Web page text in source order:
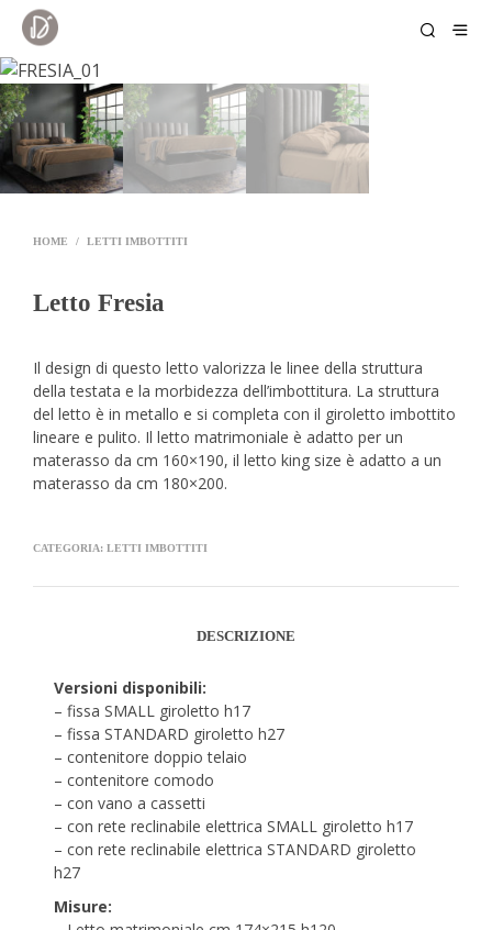
HOME / LETTI IMBOTTITI
Letto Fresia
Il design di questo letto valorizza le linee della struttura
della testata e la morbidezza dell’imbottitura. La struttura
del letto è in metallo e si completa con il giroletto imbottito
lineare e pulito. Il letto matrimoniale è adatto per un
materasso da cm 160×190, il letto king size è adatto a un
materasso da cm 180×200.
CATEGORIA: LETTI IMBOTTITI
DESCRIZIONE
Versioni disponibili:
– fissa SMALL giroletto h17
– fissa STANDARD giroletto h27
– contenitore doppio telaio
– contenitore comodo
– con vano a cassetti
– con rete reclinabile elettrica SMALL giroletto h17
– con rete reclinabile elettrica STANDARD giroletto
h27
Misure: